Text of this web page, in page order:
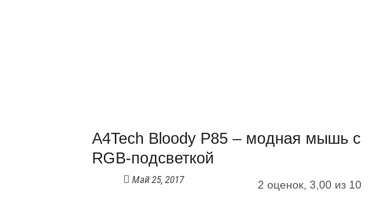
A4Tech Bloody P85 – модная мышь с
RGB-подсветкой
2 оценок, 3,00 из 10
Май 25, 2017